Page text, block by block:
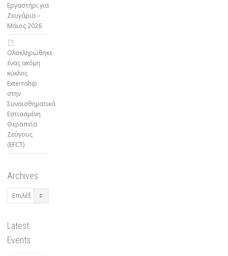
Εργαστήρι για
Ζευγάρια –
Μάιος 2026
Ολοκληρώθηκε
ένας ακόμη
κύκλος
Externship
στην
Συναισθηματικά
Εστιασμένη
Θεραπεία
Ζεύγους
(EFCT)
Archives
Archives
Latest
Events